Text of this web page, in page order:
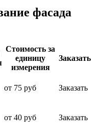
фасада
Стоимость за
единицу
измерения
Заказать
от 75 руб Заказать
от 40 руб Заказать